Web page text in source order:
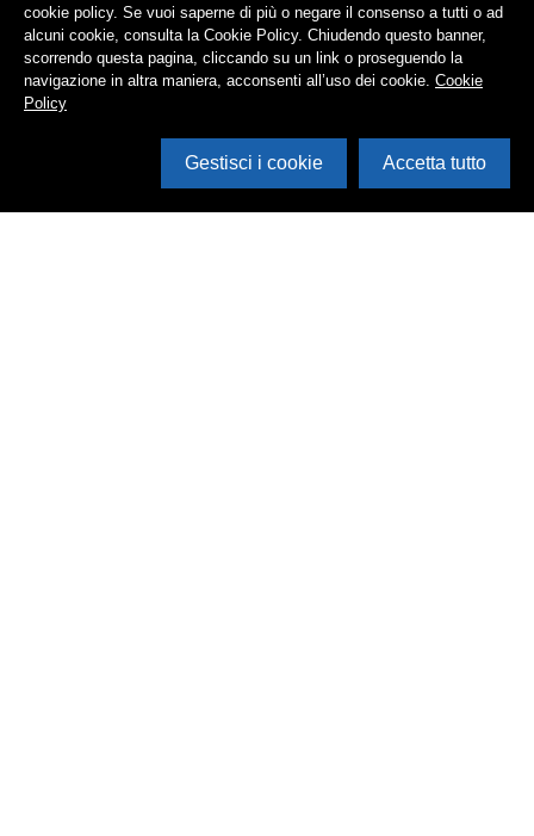
cookie policy. Se vuoi saperne di più o negare il consenso a tutti o ad
alcuni cookie, consulta la Cookie Policy. Chiudendo questo banner,
scorrendo questa pagina, cliccando su un link o proseguendo la
navigazione in altra maniera, acconsenti all’uso dei cookie. Cookie
Policy
Gestisci i cookie Accetta tutto